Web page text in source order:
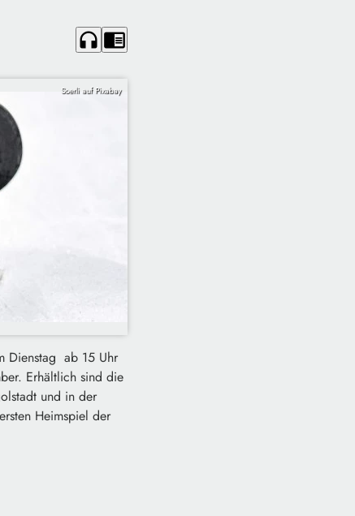
headphones chrome_reader_mode
Soerli auf Pixabay
Dienstag ab 15 Uhr
Erhältlich sind die
und in der
Heimspiel der